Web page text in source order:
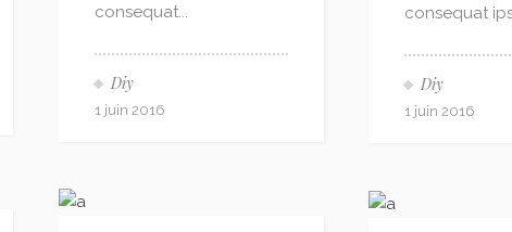
consequat...
Diy
1 juin 2016
consequat
Diy
1 juin 2016